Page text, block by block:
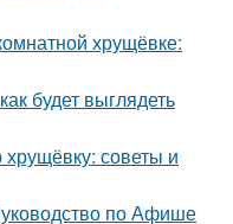
хрущёвке:
будет выглядеть
советы и
по Афише